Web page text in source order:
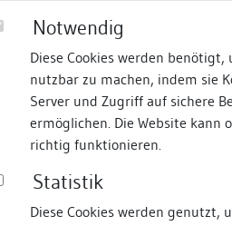
Notwendig
Diese Cookies werden
nutzbar zu machen, indem sie
Server und Zugriff auf sichere
ermöglichen. Die Website kann
richtig funktionieren.
Statistik
Diese Cookies werden genutzt,
Termine Suche